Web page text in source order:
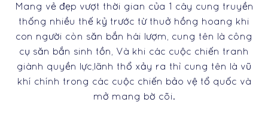
Mang vẻ đẹp vượt thời gian của 1 cây cung truyền
thống nhiều thế kỷ trước từ thuở hồng hoang khi
con người còn săn bắn hái lượm, cung tên là công
cụ săn bắn sinh tồn, Và khi các cuộc chiến tranh
giành quyền lực,lãnh thổ xảy ra thì cung tên là vũ
khí chính trong các cuộc chiến bảo vệ tổ quốc và
mở mang bờ cõi.